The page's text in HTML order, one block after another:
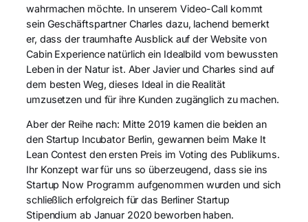
wahrmachen möchte. In unserem Video-Call kommt
sein Geschäftspartner Charles dazu, lachend bemerkt
er, dass der traumhafte Ausblick auf der Website von
Cabin Experience natürlich ein Idealbild vom bewussten
Leben in der Natur ist. Aber Javier und Charles sind auf
dem besten Weg, dieses Ideal in die Realität
umzusetzen und für ihre Kunden zugänglich zu machen.
Aber der Reihe nach: Mitte 2019 kamen die beiden an
den Startup Incubator Berlin, gewannen beim Make It
Lean Contest den ersten Preis im Voting des Publikums.
Ihr Konzept war für uns so überzeugend, dass sie ins
Startup Now Programm aufgenommen wurden und sich
schließlich erfolgreich für das Berliner Startup
Stipendium ab Januar 2020 beworben haben.